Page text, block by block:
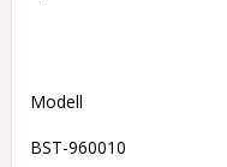
Modell
BST-960010